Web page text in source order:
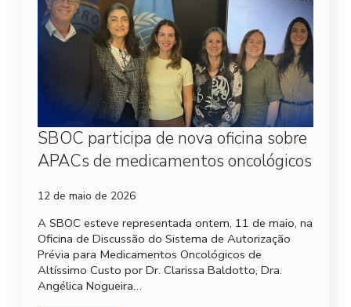
SBOC participa de nova oficina sobre
APACs de medicamentos oncológicos
12 de maio de 2026
A SBOC esteve representada ontem, 11 de maio, na
Oficina de Discussão do Sistema de Autorização
Prévia para Medicamentos Oncológicos de
Altíssimo Custo por Dr. Clarissa Baldotto, Dra.
Angélica Nogueira…